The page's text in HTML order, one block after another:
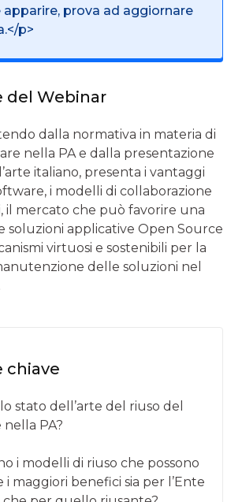
apparire, prova ad aggiornare
p>
del Webinar
dalla normativa in materia di
nella PA e dalla presentazione
italiano, presenta i vantaggi
i modelli di collaborazione
il mercato che può favorire una
soluzioni applicative Open Source
virtuosi e sostenibili per la
delle soluzioni nel
chiave
stato dell’arte del riuso del
PA?
i modelli di riuso che possono
i maggiori benefici sia per l’Ente